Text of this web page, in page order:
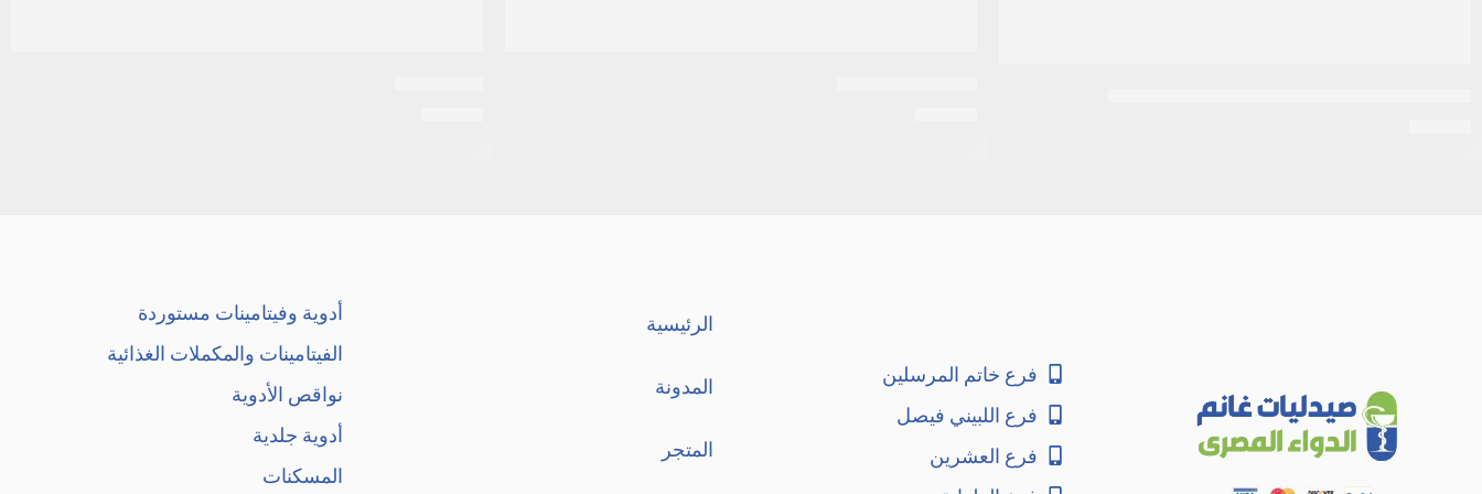
فرع خاتم المرسلين
فرع اللبيني فيصل
فرع العشرين
الرئيسية
المدونة
المتجر
أدوية وفيتامينات مستوردة
الفيتامينات والمكملات الغذائية
نواقص الأدوية
أدوية جلدية
المسكنات